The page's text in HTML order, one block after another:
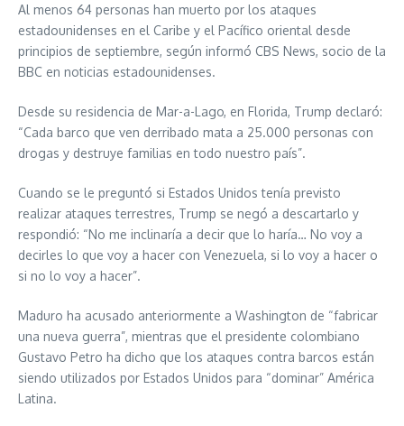
Al menos 64 personas han muerto por los ataques
estadounidenses en el Caribe y el Pacífico oriental desde
principios de septiembre, según informó CBS News, socio de la
BBC en noticias estadounidenses.
Desde su residencia de Mar-a-Lago, en Florida, Trump declaró:
“Cada barco que ven derribado mata a 25.000 personas con
drogas y destruye familias en todo nuestro país”.
Cuando se le preguntó si Estados Unidos tenía previsto
realizar ataques terrestres, Trump se negó a descartarlo y
respondió: “No me inclinaría a decir que lo haría… No voy a
decirles lo que voy a hacer con Venezuela, si lo voy a hacer o
si no lo voy a hacer”.
Maduro ha acusado anteriormente a Washington de “fabricar
una nueva guerra”, mientras que el presidente colombiano
Gustavo Petro ha dicho que los ataques contra barcos están
siendo utilizados por Estados Unidos para “dominar” América
Latina.